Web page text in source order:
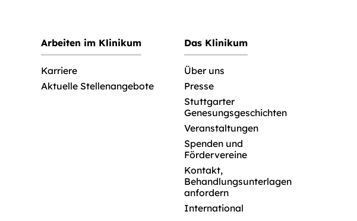
Arbeiten im Klinikum
Karriere
Aktuelle Stellenangebote
Das Klinikum
Über uns
Presse
Stuttgarter
Genesungsgeschichten
Veranstaltungen
Spenden und
Fördervereine
Kontakt,
Behandlungsunterlagen
anfordern
International